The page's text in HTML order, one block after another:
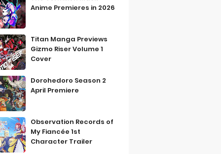
Anime Premieres in 2026
Titan Manga Previews
Gizmo Riser Volume 1
Cover
Dorohedoro Season 2
April Premiere
Observation Records of
My Fiancée 1st
Character Trailer